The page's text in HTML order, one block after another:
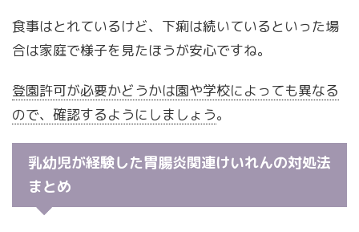
食事はとれているけど、下痢は続いているといった場
合は家庭で様子を見たほうが安心ですね。
登園許可が必要かどうかは園や学校によっても異なる
ので、確認するようにしましょう。
乳幼児が経験した胃腸炎関連けいれんの対処法
まとめ